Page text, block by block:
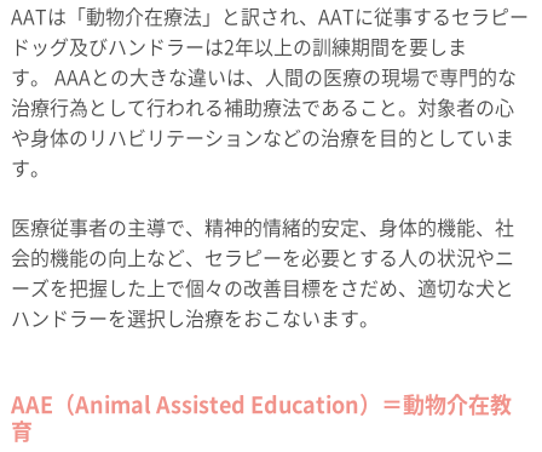
AATは「動物介在療法」と訳され、AATに従事するセラピー
ドッグ及びハンドラーは2年以上の訓練期間を要しま
す。 AAAとの大きな違いは、人間の医療の現場で専門的な
治療行為として行われる補助療法であること。対象者の心
や身体のリハビリテーションなどの治療を目的としていま
す。
医療従事者の主導で、精神的情緒的安定、身体的機能、社
会的機能の向上など、セラピーを必要とする人の状況やニ
ーズを把握した上で個々の改善目標をさだめ、適切な犬と
ハンドラーを選択し治療をおこないます。
AAE（Animal Assisted Education）＝動物介在教
育